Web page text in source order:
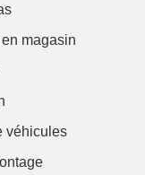
magasin
véhicules